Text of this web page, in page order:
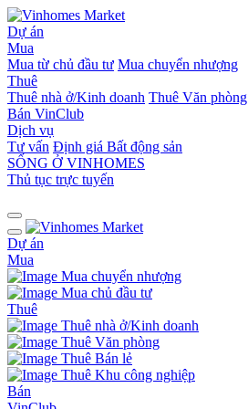
Dự án
Mua
Mua từ chủ đầu tư Mua chuyển nhượng
Thuê
Thuê nhà ở/Kinh doanh Thuê Văn phòng
Bán VinClub
Dịch vụ
Tư vấn Định giá Bất động sản
SỐNG Ở VINHOMES
Thủ tục trực tuyến
Dự án
Mua
Mua chuyển nhượng
Mua chủ đầu tư
Thuê
Thuê nhà ở/Kinh doanh
Thuê Văn phòng
Thuê Bán lẻ
Thuê Khu công nghiệp
Bán